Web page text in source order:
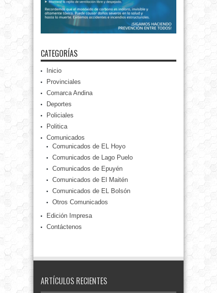
CATEGORÍAS
Inicio
Provinciales
Comarca Andina
Deportes
Policiales
Politica
Comunicados
Comunicados de EL Hoyo
Comunicados de Lago Puelo
Comunicados de Epuyén
Comunicados de El Maitén
Comunicados de EL Bolsón
Otros Comunicados
Edición Impresa
Contáctenos
ARTÍCULOS RECIENTES